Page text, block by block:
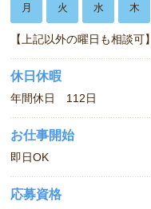
月 火 水 木
【上記以外の曜日も相談可】
休日休暇
年間休日 112日
お仕事開始
即日OK
応募資格